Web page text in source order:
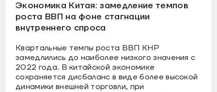
Экономика Китая: замедление темпов
роста ВВП на фоне стагнации
внутреннего спроса
Квартальные темпы роста ВВП КНР
замедлились до наиболее низкого значения с
2022 года. В китайской экономике
сохраняется дисбаланс в виде более высокой
динамики внешней торговли, при